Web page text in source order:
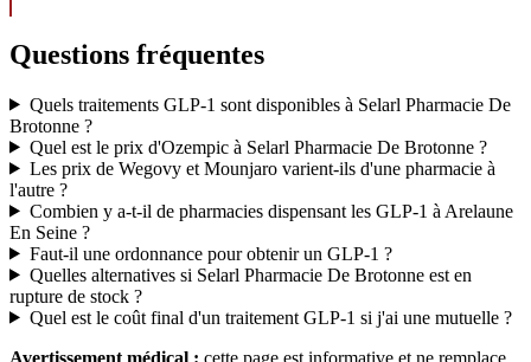
Questions fréquentes
Quels traitements GLP-1 sont disponibles à Selarl Pharmacie De
Brotonne ?
Quel est le prix d'Ozempic à Selarl Pharmacie De Brotonne ?
Les prix de Wegovy et Mounjaro varient-ils d'une pharmacie à
l'autre ?
Combien y a-t-il de pharmacies dispensant les GLP-1 à Arelaune
En Seine ?
Faut-il une ordonnance pour obtenir un GLP-1 ?
Quelles alternatives si Selarl Pharmacie De Brotonne est en
rupture de stock ?
Quel est le coût final d'un traitement GLP-1 si j'ai une mutuelle ?
Avertissement médical : cette page est informative et ne remplace